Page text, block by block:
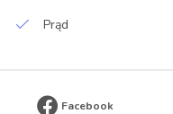
Prąd
Facebook